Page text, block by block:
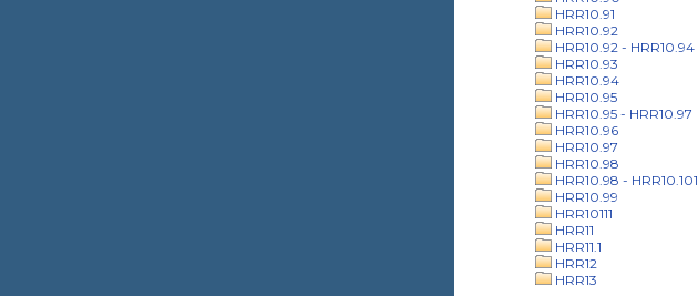
HRR10.91
HRR10.92
HRR10.92 - HRR10.94
HRR10.93
HRR10.94
HRR10.95
HRR10.95 - HRR10.97
HRR10.96
HRR10.97
HRR10.98
HRR10.98 - HRR10.101
HRR10.99
HRR10111
HRR11
HRR11.1
HRR12
HRR13